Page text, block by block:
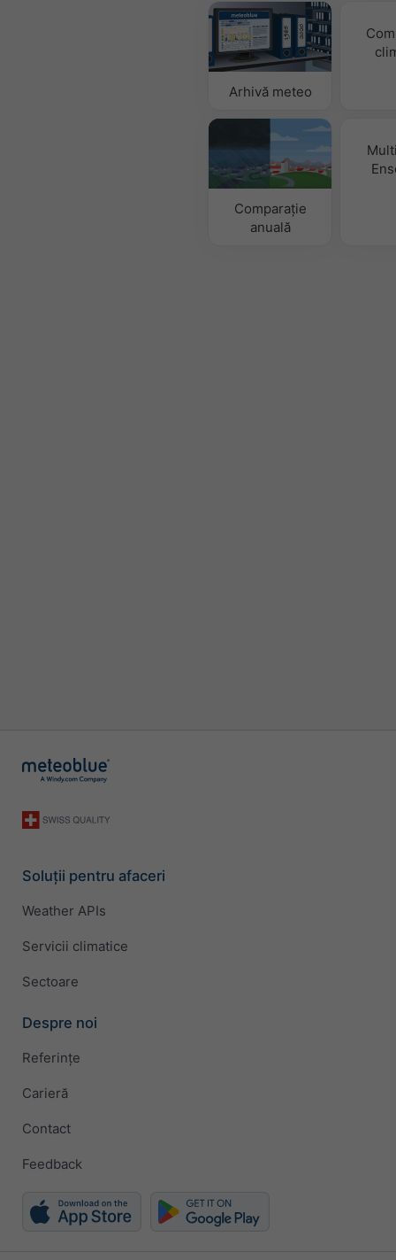
Arhivă meteo
Comparație
anuală
Soluții pentru afaceri
Weather APIs
Servicii climatice
Sectoare
Despre noi
Referințe
Carieră
Contact
Feedback